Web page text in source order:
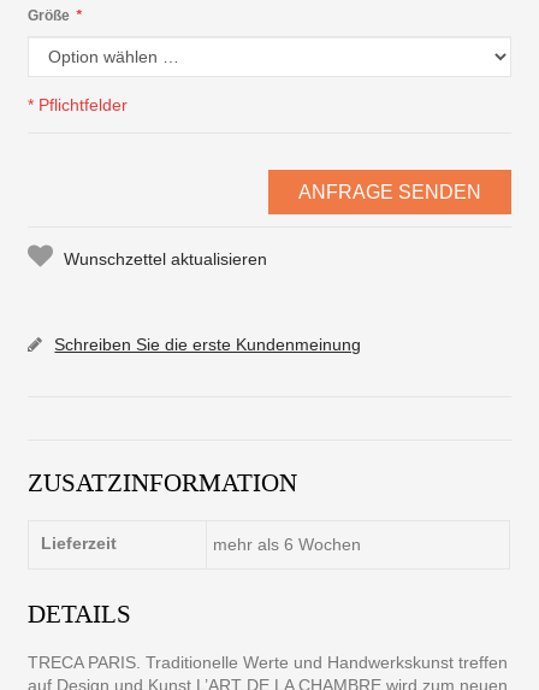
*
Größe
* Pflichtfelder
ANFRAGE SENDEN
Wunschzettel aktualisieren
Schreiben Sie die erste Kundenmeinung
ZUSATZINFORMATION
Lieferzeit mehr als 6 Wochen
DETAILS
TRECA PARIS. Traditionelle Werte und Handwerkskunst treffen
auf Design und Kunst L’ART DE LA CHAMBRE wird zum neuen